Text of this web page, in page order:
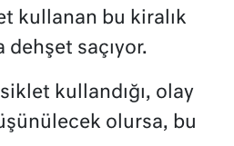
kullanan bu kiralık
saçıyor.
kullandığı, olay
olursa, bu